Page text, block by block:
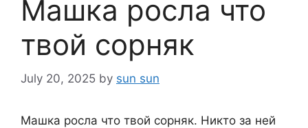
Машка росла что
твой сорняк
July 20, 2025 by sun sun
Машка росла что твой сорняк. Никто за ней